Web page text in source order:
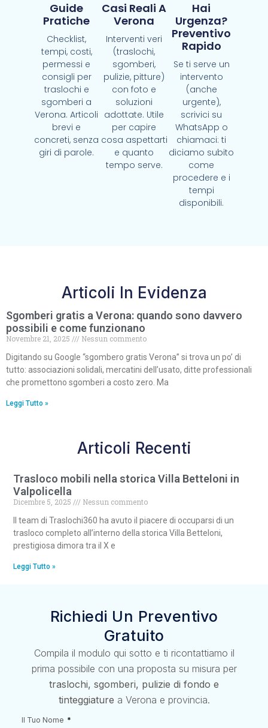
Guide
Pratiche
Checklist,
tempi, costi,
permessi e
consigli per
traslochi e
sgomberi a
Verona. Articoli
brevi e
concreti, senza
giri di parole.
Casi Reali A
Verona
Interventi veri
(traslochi,
sgomberi,
pulizie, pitture)
con foto e
soluzioni
adottate. Utile
per capire
cosa aspettarti
e quanto
tempo serve.
Hai
Urgenza?
Preventivo
Rapido
Se ti serve un
intervento
(anche
urgente),
scrivici su
WhatsApp o
chiamaci: ti
diciamo subito
come
procedere e i
tempi
disponibili.
Articoli In Evidenza
Sgomberi gratis a Verona: quando sono davvero
possibili e come funzionano
Novembre 21, 2025
Nessun commento
Digitando su Google “sgombero gratis Verona” si trova un po’ di
tutto: associazioni solidali, mercatini dell’usato, ditte professionali
che promettono sgomberi a costo zero. Ma
Leggi Tutto »
Articoli Recenti
Trasloco mobili nella storica Villa Betteloni in
Valpolicella
Dicembre 5, 2025
Nessun commento
Il team di Traslochi360 ha avuto il piacere di occuparsi di un
trasloco completo all’interno della storica Villa Betteloni,
prestigiosa dimora tra il X e
Leggi Tutto »
Richiedi Un Preventivo
Gratuito
Compila il modulo qui sotto e ti ricontattiamo il
prima possibile con una proposta su misura per
traslochi, sgomberi, pulizie di fondo e
tinteggiature a Verona e provincia.
Il Tuo Nome